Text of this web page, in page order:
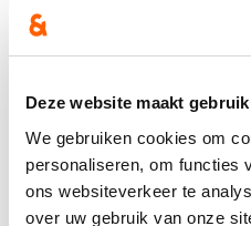
Deze website maakt
We gebruiken cookies om
personaliseren, om functies
ons websiteverkeer te
over uw gebruik van onze
Klik
Nieuws
Nieuwe handboogclub
22/03/26